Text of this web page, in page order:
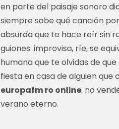
en parte del paisaje sonoro
siempre sabe qué canción
absurda que te hace reír sin
guiones: improvisa, ríe, se
humana que te olvidas de
fiesta en casa de alguien que
europafm ro online: no
verano eterno.